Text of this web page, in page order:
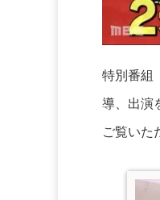
特別番組
導、出演
ご覧いた